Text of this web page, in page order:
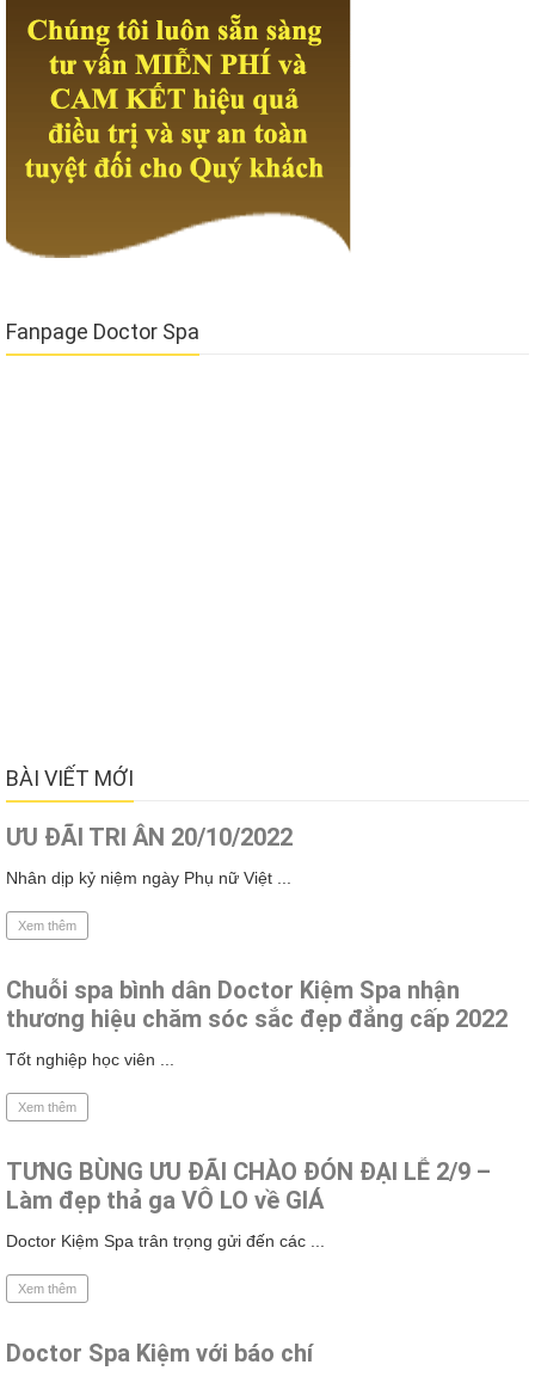
Fanpage Doctor Spa
BÀI VIẾT MỚI
ƯU ĐÃI TRI ÂN 20/10/2022
Nhân dịp kỷ niệm ngày Phụ nữ Việt ...
Xem thêm
Chuỗi spa bình dân Doctor Kiệm Spa nhận
thương hiệu chăm sóc sắc đẹp đẳng cấp 2022
Tốt nghiệp học viên ...
Xem thêm
TƯNG BÙNG ƯU ĐÃI CHÀO ĐÓN ĐẠI LỄ 2/9 –
Làm đẹp thả ga VÔ LO về GIÁ
Doctor Kiệm Spa trân trọng gửi đến các ...
Xem thêm
Doctor Spa Kiệm với báo chí